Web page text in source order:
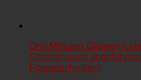
Drei Minuten Gitarren-
Gitarrist spielt
Fingertechniken!